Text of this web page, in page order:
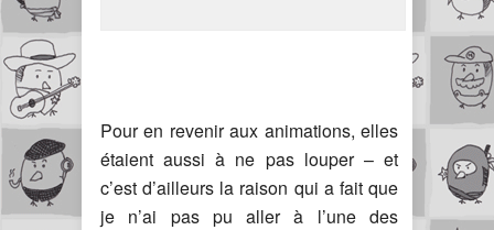
Pour en revenir aux animations, elles
étaient aussi à ne pas louper – et
c’est d’ailleurs la raison qui a fait que
je n’ai pas pu aller à l’une des